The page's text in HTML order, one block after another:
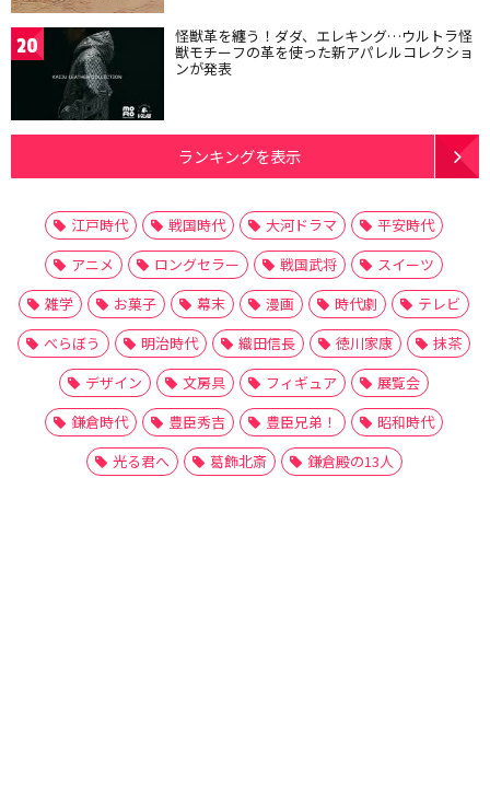
20 怪獣革を纏う！ダダ、エレキング…ウルトラ怪
獣モチーフの革を使った新アパレルコレクショ
ンが発表
ランキングを表示
江戸時代 戦国時代 大河ドラマ
平安時代
アニメ
ロングセラー 戦国武将
スイーツ
雑学
お菓子 幕末 漫画 時代劇
テレビ
べらぼう
明治時代 織田信長 徳川家康
抹茶
デザイン
文房具 フィギュア
展覧会
鎌倉時代
豊臣秀吉 豊臣兄弟！
昭和時代
光る君へ
葛飾北斎 鎌倉殿の13人